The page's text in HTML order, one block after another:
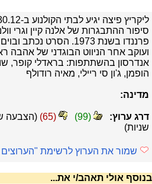
סיפור ההתבגרות של אלנה קיין וגרי
פרננדו בשנת 1973. הסרט
ועוקב אחר הניווט הבוגדני של אהבה
אנדרסון בהשתתפות: בראדלי קופר,
הופמן, ג'ון סי ריילי, מאיה רודולף
מדינה:
דרג ערוץ: (
99
)
(
65
) (הצבעה
שניות)
שמור את הערוץ לרשימת "הערוצים
בנוסף אולי תאהב/י את...